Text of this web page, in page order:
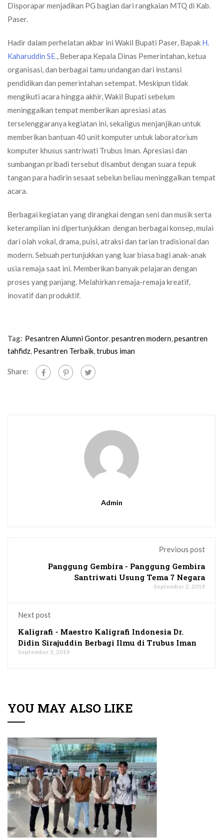
Disporapar menjadikan PG bagian dari rangkaian MTQ di Kab.
Paser.
Hadir dalam perhelatan akbar ini Wakil Bupati Paser, Bapak H.
Kaharuddin SE., Beberapa Kepala Dinas Pemerintahan, ketua
organisasi, dan berbagai tamu undangan dari instansi
pendidikan dan pemerintahan setempat. Meskipun tidak
mengikuti acara hingga akhir, Wakil Bupati sebelum
meninggalkan tempat memberikan apresiasi atas
terselenggaranya kegiatan ini, sekaligus menjanjikan untuk
memberikan bantuan 40 unit komputer untuk laboratorium
komputer khusus santriwati Trubus Iman. Apresiasi dan
sumbangan pribadi tersebut disambut dengan suara tepuk
tangan para hadirin sesaat sebelun beliau meninggalkan tempat
acara.
Berbagai kegiatan yang dirangkai dengan seni dan musik serta
keterampilan ini dipertunjukkan dengan berbagai konsep, mulai
dari olah vokal, drama, puisi, atraksi dan tarian tradisional dan
modern. Sebuah pertunjukkan yang luar biasa bagi anak-anak
usia remaja saat ini. Memberikan banyak pelajaran dengan
proses yang panjang. Melahirkan remaja-remaja kreatif,
inovatif dan produktif.
Tag: Pesantren Alumni Gontor,pesantren modern,pesantren
tahfidz, Pesantren Terbaik,trubus iman
Share:
Admin
Previous post
Panggung Gembira - Panggung Gembira
Santriwati Usung Tema 7 Negara
September 2, 2019
Next post
Kaligrafi - Maestro Kaligrafi Indonesia Dr.
Didin Sirajuddin Berbagi Ilmu di Trubus Iman
September 3, 2019
YOU MAY ALSO LIKE